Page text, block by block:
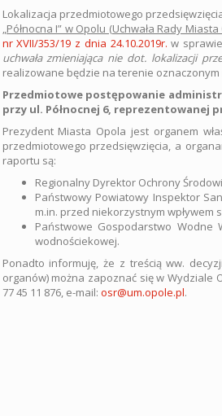
Lokalizacja przedmiotowego
„Północna I” w Opolu (Uchwała Rady
nr XVII/353/19 z dnia 24.10.2019r. w
uchwała zmieniająca nie dot. lokalizacji
realizowane będzie na terenie
Przedmiotowe postępowanie
przy ul. Północnej 6, reprezentowanej
Prezydent Miasta Opola jest organem
przedmiotowego przedsięwzięcia, a
raportu są:
Regionalny Dyrektor Ochrony
Państwowy Powiatowy Inspektor
m.in. przed niekorzystnym wpływem
Państwowe Gospodarstwo
wodnościekowej.
Ponadto informuję, że z treścią ww.
organów) można zapoznać się w Wydziale
77 45 11 876, e-mail: osr@um.opole.pl.